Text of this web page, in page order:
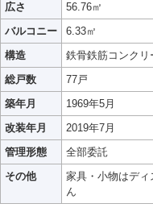
広さ
56.76㎡
バルコニー
6.33㎡
構造
鉄骨鉄筋コンクリ
総戸数
77戸
築年月
1969年5月
改装年月
2019年7月
管理形態
全部委託
その他
家具・小物はデ
ん